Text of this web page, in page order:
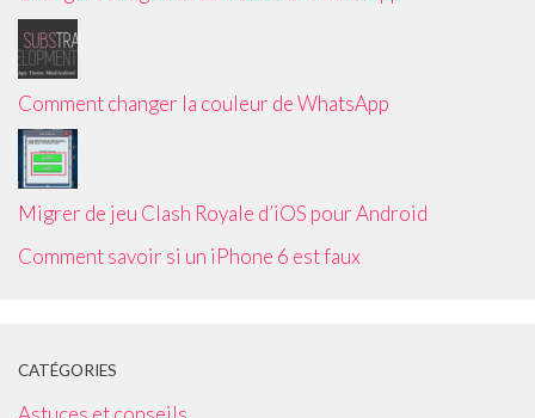
Comment changer la couleur de WhatsApp
Migrer de jeu Clash Royale d’iOS pour Android
Comment savoir si un iPhone 6 est faux
CATÉGORIES